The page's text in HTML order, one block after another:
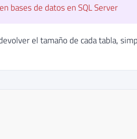
bases de datos en SQL Server
el tamaño de cada tabla,